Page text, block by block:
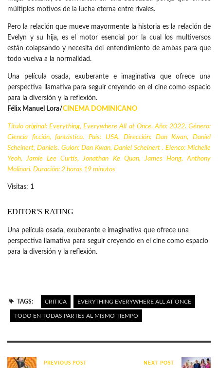
múltiples motivos de la lucha eterna entre rivales.
Pero la relación que mueve mayormente la historia es la relación de
Evelyn y su hija, es el motor esencial por la cual los multiversos
están colapsando y necesita del entendimiento de ambas para que
todo vuelva a la normalidad.
Una película osada, exuberante e imaginativa que ofrece una
perspectiva llamativa para seguir creyendo en el cine como espacio
para la diversión y la reflexión.
Félix Manuel Lora/CINEMA DOMINICANO
Título original: Everything, Everywhere All at Once. Año: 2022. Género:
Ciencia ficción, fantástico. País: USA. Dirección: Dan Kwan, Daniel
Scheinert, Daniels. Guion: Dan Kwan, Daniel Scheinert . Elenco: Michelle
Yeoh, Jamie Lee Curtis, Jonathan Ke Quan, James Hong, Anthony
Molinari. Duración: 2 horas 19 minutos
Visitas: 1
EDITOR'S RATING
Una película osada, exuberante e imaginativa que ofrece una
perspectiva llamativa para seguir creyendo en el cine como espacio
para la diversión y la reflexión.
TAGS: CRITICA EVERYTHING EVERYWHERE ALL AT ONCE
TODO EN TODAS PARTES AL MISMO TIEMPO
PREVIOUS POST NEXT POST